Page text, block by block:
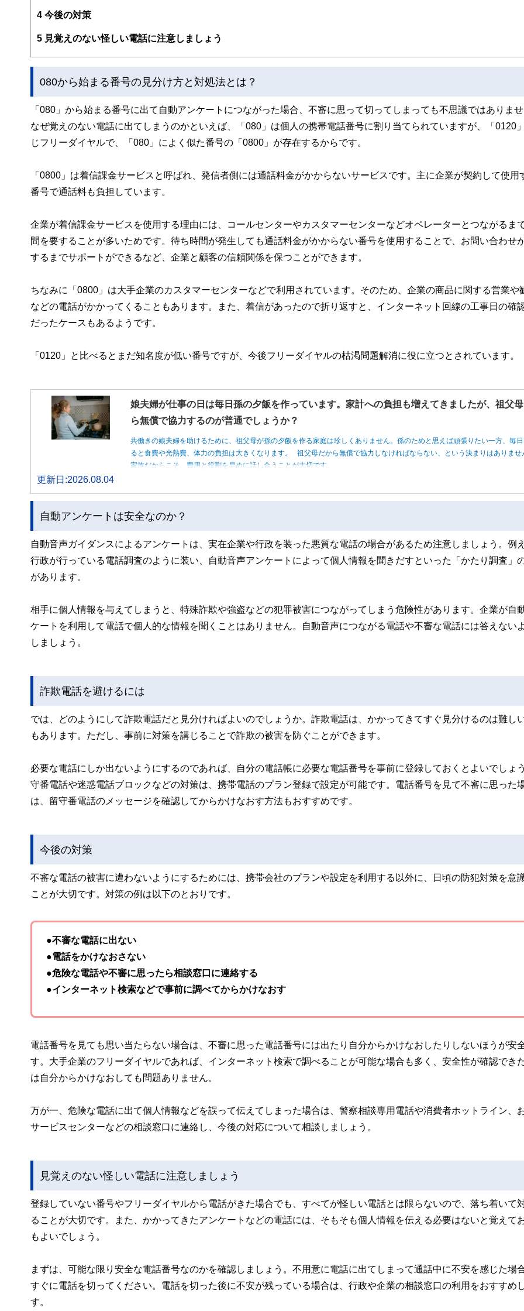
と、読み応えのあるコンテンツと確かな情報発信を実現しています。
私たちは、快適でより良い生活のアイデアを提供するお金のコンシェルジュを目指します。
4 今後の対策
5 見覚えのない怪しい電話に注意しましょう
080から始まる番号の見分け方と対処法とは？
「080」から始まる番号に出て自動アンケートにつながった場合、不審に思って切ってしまっても不思議ではありませ
なぜ覚えのない電話に出てしまうのかといえば、「080」は個人の携帯電話番号に割り当てられていますが、「0120
じフリーダイヤルで、「080」によく似た番号の「0800」が存在するからです。
「0800」は着信課金サービスと呼ばれ、発信者側には通話料金がかからないサービスです。主に企業が契約して使用
番号で通話料も負担しています。
企業が着信課金サービスを使用する理由には、コールセンターやカスタマーセンターなどオペレーターとつながるま
間を要することが多いためです。待ち時間が発生しても通話料金がかからない番号を使用することで、お問い合わせ
するまでサポートができるなど、企業と顧客の信頼関係を保つことができます。
ちなみに「0800」は大手企業のカスタマーセンターなどで利用されています。そのため、企業の商品に関する営業や
などの電話がかかってくることもあります。また、着信があったので折り返すと、インターネット回線の工事日の確
だったケースもあるようです。
「0120」と比べるとまだ知名度が低い番号ですが、今後フリーダイヤルの枯渇問題解消に役に立つとされています。
娘夫婦が仕事の日は毎日孫の夕飯を作っています。家計への負担も増えてきましたが、祖父
ら無償で協力するのが普通でしょうか？
共働きの娘夫婦を助けるために、祖父母が孫の夕飯を作る家庭は珍しくありません。孫のためと思えば頑張りたい一方、毎日
ると食費や光熱費、体力の負担は大きくなります。 祖父母だから無償で協力しなければならない、という決まりはありませ
家族だからこそ、費用と役割を早めに話し合うことが大切です。
更新日:2026.08.04
自動アンケートは安全なのか？
自動音声ガイダンスによるアンケートは、実在企業や行政を装った悪質な電話の場合があるため注意しましょう。例え
行政が行っている電話調査のように装い、自動音声アンケートによって個人情報を聞きだすといった「かたり調査」
があります。
相手に個人情報を与えてしまうと、特殊詐欺や強盗などの犯罪被害につながってしまう危険性があります。企業が自
ケートを利用して電話で個人的な情報を聞くことはありません。自動音声につながる電話や不審な電話には答えない
しましょう。
詐欺電話を避けるには
では、どのようにして詐欺電話だと見分ければよいのでしょうか。詐欺電話は、かかってきてすぐ見分けるのは難し
もあります。ただし、事前に対策を講じることで詐欺の被害を防ぐことができます。
必要な電話にしか出ないようにするのであれば、自分の電話帳に必要な電話番号を事前に登録しておくとよいでしょ
守番電話や迷惑電話ブロックなどの対策は、携帯電話のプラン登録で設定が可能です。電話番号を見て不審に思った
は、留守番電話のメッセージを確認してからかけなおす方法もおすすめです。
今後の対策
不審な電話の被害に遭わないようにするためには、携帯会社のプランや設定を利用する以外に、日頃の防犯対策を意
ことが大切です。対策の例は以下のとおりです。
●不審な電話に出ない
●電話をかけなおさない
●危険な電話や不審に思ったら相談窓口に連絡する
●インターネット検索などで事前に調べてからかけなおす
電話番号を見ても思い当たらない場合は、不審に思った電話番号には出たり自分からかけなおしたりしないほうが安
す。大手企業のフリーダイヤルであれば、インターネット検索で調べることが可能な場合も多く、安全性が確認でき
は自分からかけなおしても問題ありません。
万が一、危険な電話に出て個人情報などを誤って伝えてしまった場合は、警察相談専用電話や消費者ホットライン、
サービスセンターなどの相談窓口に連絡し、今後の対応について相談しましょう。
見覚えのない怪しい電話に注意しましょう
登録していない番号やフリーダイヤルから電話がきた場合でも、すべてが怪しい電話とは限らないので、落ち着いて
ることが大切です。また、かかってきたアンケートなどの電話には、そもそも個人情報を伝える必要はないと覚えて
もよいでしょう。
まずは、可能な限り安全な電話番号なのかを確認しましょう。不用意に電話に出てしまって通話中に不安を感じた場合
すぐに電話を切ってください。電話を切った後に不安が残っている場合は、行政や企業の相談窓口の利用をおすすめ
す。